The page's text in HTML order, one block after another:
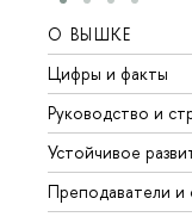
О ВЫШКЕ
Цифры и факты
Руководство и
Устойчивое
Преподаватели и